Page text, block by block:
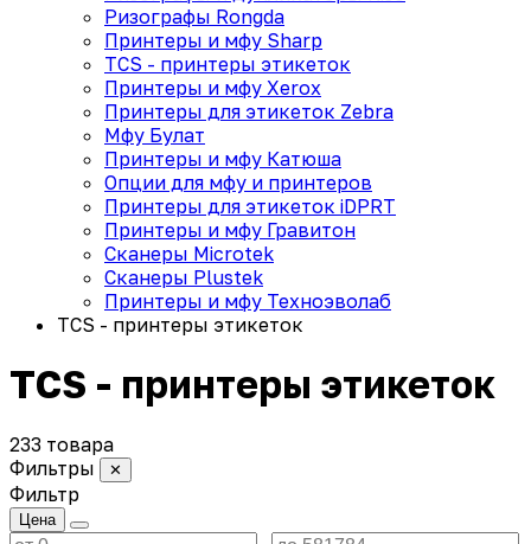
Ризографы Rongda
Принтеры и мфу Sharp
TCS - принтеры этикеток
Принтеры и мфу Xerox
Принтеры для этикеток Zebra
Мфу Булат
Принтеры и мфу Катюша
Опции для мфу и принтеров
Принтеры для этикеток iDPRT
Принтеры и мфу Гравитон
Сканеры Microtek
Сканеры Plustek
Принтеры и мфу Техноэволаб
TCS - принтеры этикеток
TCS - принтеры этикеток
233 товара
Фильтры
✕
Фильтр
Цена